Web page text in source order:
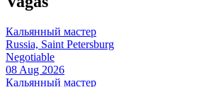
Кальянный мастер
Russia, Saint Petersburg
Negotiable
08 Aug 2026
Кальянный мастер